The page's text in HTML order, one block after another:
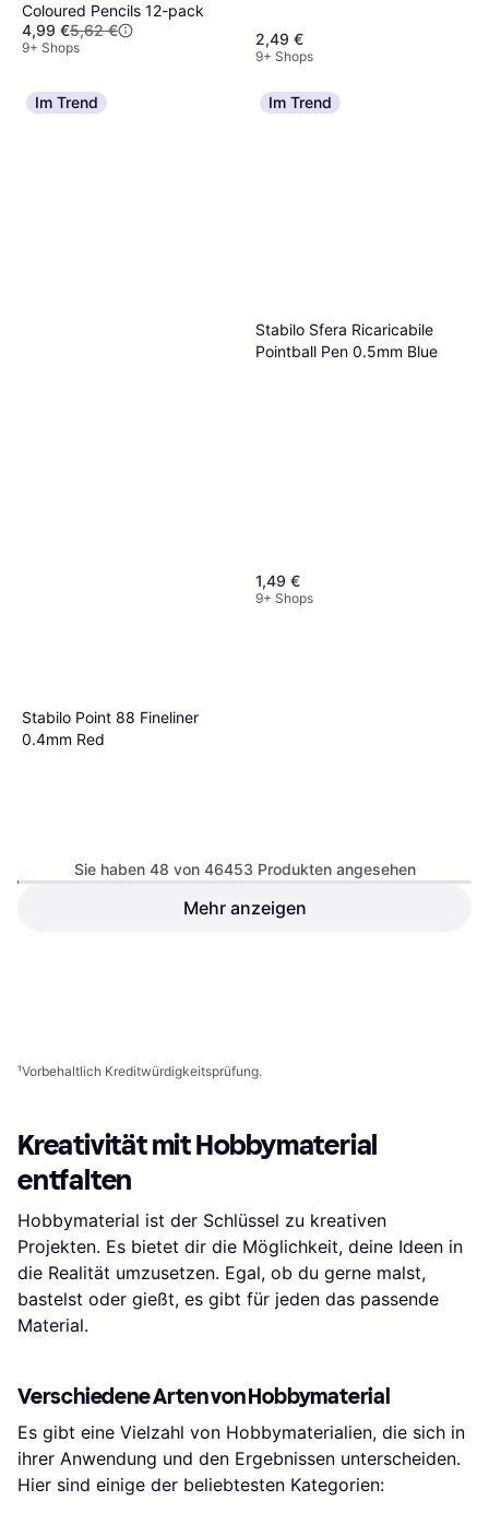
Coloured Pencils 12-pack
4,99 €5,62 €
9+ Shops 2,49 €
9+ Shops
Im Trend Im Trend
Stabilo Sfera Ricaricabile
Pointball Pen 0.5mm Blue
1,49 €
9+ Shops
Stabilo Point 88 Fineliner
0.4mm Red
Sie haben 48 von 46453 Produkten angesehen
Mehr anzeigen
¹Vorbehaltlich Kreditwürdigkeitsprüfung.
Kreativität mit Hobbymaterial
entfalten
Hobbymaterial ist der Schlüssel zu kreativen
Projekten. Es bietet dir die Möglichkeit, deine Ideen in
die Realität umzusetzen. Egal, ob du gerne malst,
bastelst oder gießt, es gibt für jeden das passende
Material.
Verschiedene Arten von Hobbymaterial
Es gibt eine Vielzahl von Hobbymaterialien, die sich in
ihrer Anwendung und den Ergebnissen unterscheiden.
Hier sind einige der beliebtesten Kategorien: